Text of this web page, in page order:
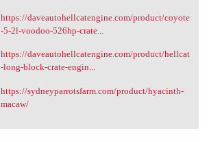
https://daveautohellcatengine.com/product/coyote
-5-2l-voodoo-526hp-crate...
https://daveautohellcatengine.com/product/hellcat
-long-block-crate-engin...
https://sydneyparrotsfarm.com/product/hyacinth-
macaw/